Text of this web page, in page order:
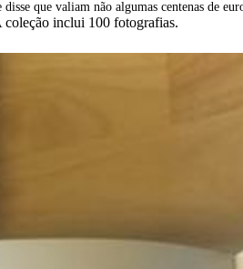
que valiam não algumas centenas de
coleção inclui 100 fotografias.